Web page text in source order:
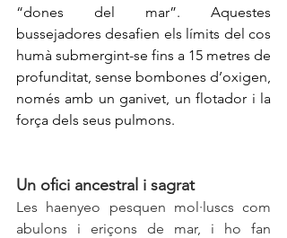
“dones del mar”. Aquestes
bussejadores desafien els límits del cos
humà submergint-se fins a 15 metres de
profunditat, sense bombones d’oxigen,
només amb un ganivet, un flotador i la
força dels seus pulmons.
Un ofici ancestral i sagrat
Les haenyeo pesquen mol·luscs com
abulons i eriçons de mar, i ho fan